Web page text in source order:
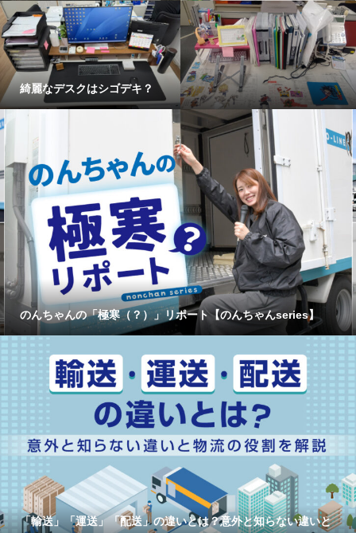
綺麗なデスクはシゴデキ？
のんちゃんの「極寒（？）」リポート【のんちゃんseries】
「輸送」「運送」「配送」の違いとは？意外と知らない違いと